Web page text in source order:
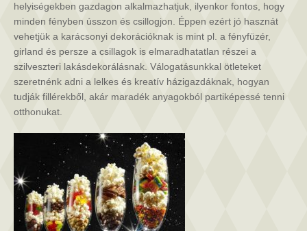
helyiségekben gazdagon alkalmazhatjuk, ilyenkor fontos, hogy
minden fényben ússzon és csillogjon. Éppen ezért jó hasznát
vehetjük a karácsonyi dekorációknak is mint pl. a fényfüzér,
girland és persze a csillagok is elmaradhatatlan részei a
szilveszteri lakásdekorálásnak. Válogatásunkkal ötleteket
szeretnénk adni a lelkes és kreatív házigazdáknak, hogyan
tudják fillérekből, akár maradék anyagokból partiképessé tenni
otthonukat.